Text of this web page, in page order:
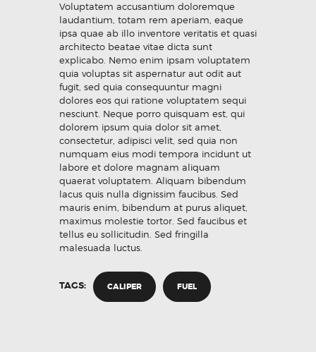
Voluptatem accusantium doloremque
laudantium, totam rem aperiam, eaque
ipsa quae ab illo inventore veritatis et quasi
architecto beatae vitae dicta sunt
explicabo. Nemo enim ipsam voluptatem
quia voluptas sit aspernatur aut odit aut
fugit, sed quia consequuntur magni
dolores eos qui ratione voluptatem sequi
nesciunt. Neque porro quisquam est, qui
dolorem ipsum quia dolor sit amet,
consectetur, adipisci velit, sed quia non
numquam eius modi tempora incidunt ut
labore et dolore magnam aliquam
quaerat voluptatem. Aliquam bibendum
lacus quis nulla dignissim faucibus. Sed
mauris enim, bibendum at purus aliquet,
maximus molestie tortor. Sed faucibus et
tellus eu sollicitudin. Sed fringilla
malesuada luctus.
TAGS: CALIPER FUEL